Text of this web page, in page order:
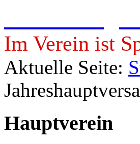
Im Verein ist
Aktuelle Seite:
Hauptverein